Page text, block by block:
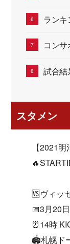
ランキ
コン
試合結
スタメン
【2021
🆚ヴィッ
📅3月20日
⏰14時
🏟️札幌ド